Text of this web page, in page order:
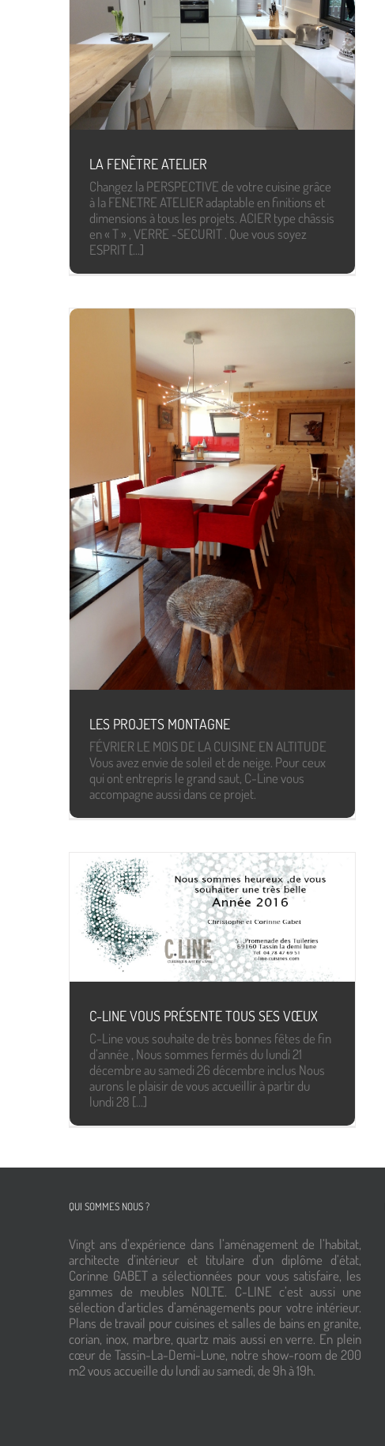
LA FENÊTRE ATELIER
Changez la PERSPECTIVE de votre cuisine grâce
à la FENETRE ATELIER adaptable en finitions et
dimensions à tous les projets. ACIER type châssis
en « T » , VERRE -SECURIT . Que vous soyez
ESPRIT [...]
LES PROJETS MONTAGNE
FÉVRIER LE MOIS DE LA CUISINE EN ALTITUDE
Vous avez envie de soleil et de neige. Pour ceux
qui ont entrepris le grand saut, C-Line vous
accompagne aussi dans ce projet.
C-LINE VOUS PRÉSENTE TOUS SES VŒUX
C-Line vous souhaite de très bonnes fêtes de fin
d’année , Nous sommes fermés du lundi 21
décembre au samedi 26 décembre inclus Nous
aurons le plaisir de vous accueillir à partir du
lundi 28 [...]
QUI SOMMES NOUS ?
Vingt ans d’expérience dans l’aménagement de l’habitat,
architecte d’intérieur et titulaire d’un diplôme d’état,
Corinne GABET a sélectionnées pour vous satisfaire, les
gammes de meubles NOLTE. C-LINE c’est aussi une
sélection d’articles d’aménagements pour votre intérieur.
Plans de travail pour cuisines et salles de bains en granite,
corian, inox, marbre, quartz mais aussi en verre. En plein
cœur de Tassin-La-Demi-Lune, notre show-room de 200
m2 vous accueille du lundi au samedi, de 9h à 19h.